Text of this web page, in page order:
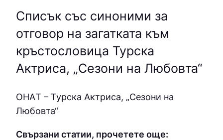
Списък със синоними за
отговор на загатката към
кръстословица Турска
Актриса, „Сезони на Любовта“
ОНAТ – Турска Актриса, „Сезони на
Любовта“
Свързани статии, прочетете още: